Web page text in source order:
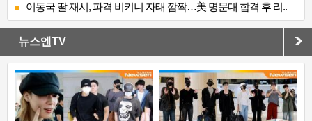
이동국 딸 재시, 파격 비키니 자태 깜짝…美 명문대 합격 후 리..
뉴스엔TV